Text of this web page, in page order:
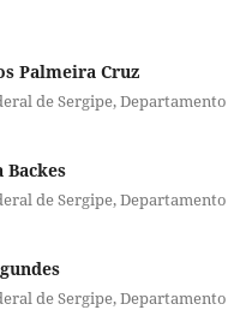
Palmeira Cruz
de Sergipe,
de Sergipe,
de Sergipe,